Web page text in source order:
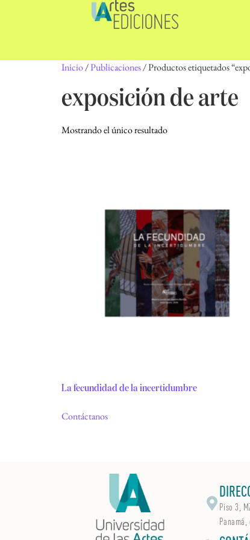
Inicio/Publicaciones/ Productos etiquetados
exposición de arte
Mostrando el único resultado
La fecundidad de la incertidumbre
Contáctanos
Piso 3,
Panamá,